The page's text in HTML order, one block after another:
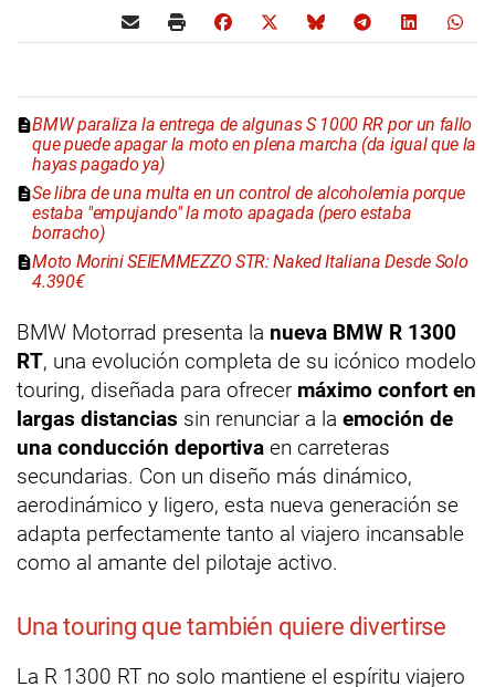
BMW paraliza la entrega de algunas S 1000 RR por un fallo
que puede apagar la moto en plena marcha (da igual que la
hayas pagado ya)
Se libra de una multa en un control de alcoholemia porque
estaba "empujando" la moto apagada (pero estaba
borracho)
Moto Morini SEIEMMEZZO STR: Naked Italiana Desde Solo
4.390€
BMW Motorrad presenta la nueva BMW R 1300
RT, una evolución completa de su icónico modelo
touring, diseñada para ofrecer máximo confort en
largas distancias sin renunciar a la emoción de
una conducción deportiva en carreteras
secundarias. Con un diseño más dinámico,
aerodinámico y ligero, esta nueva generación se
adapta perfectamente tanto al viajero incansable
como al amante del pilotaje activo.
Una touring que también quiere divertirse
La R 1300 RT no solo mantiene el espíritu viajero